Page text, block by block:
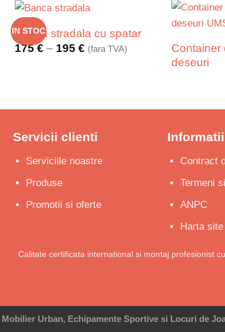
IN STOC
Banca stradala cu spatar
175€ – 195€ Interval
de
195 €
(fara TVA)
Container
deseuri
Servicii clienti
Serviciile noastre
Produse
Promotii si oferte
Contract
Termeni
ANPC
Harta site
Calitate certificata international si montaj profesionist
Mobilier Urban, Echipamente Sportive si Locuri de